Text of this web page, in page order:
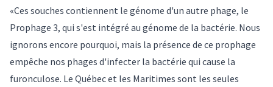
«Ces souches contiennent le génome d'un autre phage, le
Prophage 3, qui s'est intégré au génome de la bactérie. Nous
ignorons encore pourquoi, mais la présence de ce prophage
empêche nos phages d'infecter la bactérie qui cause la
furonculose. Le Québec et les Maritimes sont les seules